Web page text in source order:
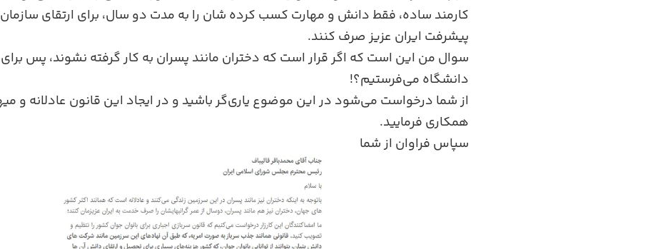
کارمند ساده، فقط دانش و مهارت کسب کرده شان را به مدت دو سال، برای ارتقای سازمان
پیشرفت ایران عزیز صرف کنند.
سوال من این است که اگر قرار است که دختران مانند پسران به ‌کار گرفته نشوند، پس برای
دانشگاه می‌فرستیم؟!
از شما درخواست می‌شود در این موضوع یاری‌گر باشید و در ایجاد این قانون عادلانه و
همکاری فرمایید.
سپاس فراوان از شما